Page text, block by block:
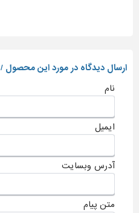
ارسال دیدگاه در مورد این
نام
ایمیل
آدرس وبسایت
متن پیام